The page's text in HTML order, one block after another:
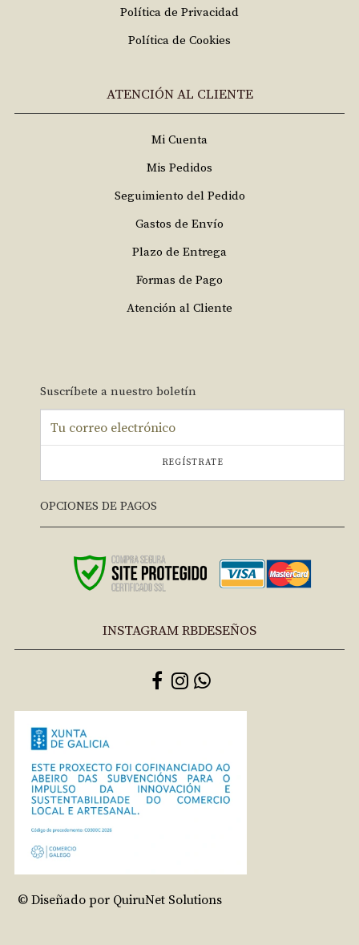
Política de Privacidad
Política de Cookies
ATENCIÓN AL CLIENTE
Mi Cuenta
Mis Pedidos
Seguimiento del Pedido
Gastos de Envío
Plazo de Entrega
Formas de Pago
Atención al Cliente
Suscríbete a nuestro boletín
REGÍSTRATE
OPCIONES DE PAGOS
INSTAGRAM RBDESEÑOS
© Diseñado por QuiruNet Solutions